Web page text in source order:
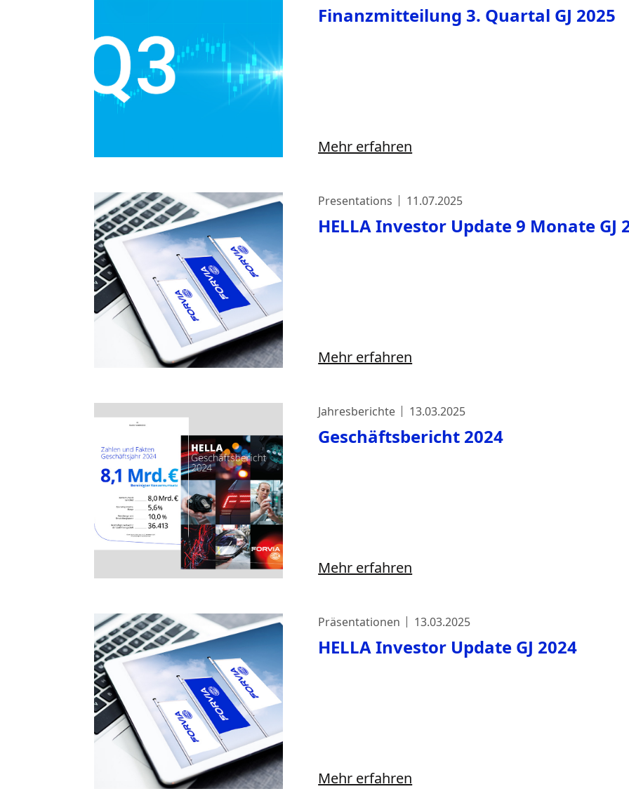
Finanzmitteilung 3. Quartal GJ 2025
Mehr erfahren
Presentations 11.07.2025
HELLA Investor Update 9 Monate GJ
Mehr erfahren
Jahresberichte 13.03.2025
Geschäftsbericht 2024
Mehr erfahren
Präsentationen 13.03.2025
HELLA Investor Update GJ 2024
Mehr erfahren